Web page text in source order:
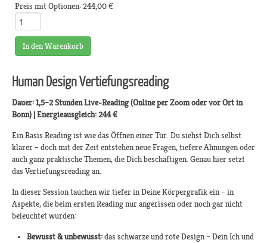
Preis mit Optionen:244,00 €
In den Warenkorb
Human Design Vertiefungsreading
Dauer: 1,5–2 Stunden Live-Reading (Online per Zoom oder vor Ort in
Bonn) | Energieausgleich: 244 €
Ein Basis Reading ist wie das Öffnen einer Tür. Du siehst Dich selbst
klarer – doch mit der Zeit entstehen neue Fragen, tiefere Ahnungen oder
auch ganz praktische Themen, die Dich beschäftigen. Genau hier setzt
das Vertiefungsreading an.
In dieser Session tauchen wir tiefer in Deine Körpergrafik ein – in
Aspekte, die beim ersten Reading nur angerissen oder noch gar nicht
beleuchtet wurden:
Bewusst & unbewusst:das schwarze und rote Design – Dein Ich und